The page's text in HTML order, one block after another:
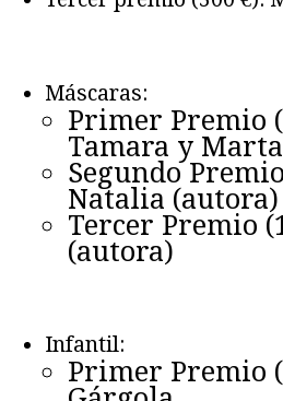
Máscaras:
Primer Premio
Tamara y
Segundo
Natalia (autora)
Tercer Premio
(autora)
Infantil:
Primer Premio